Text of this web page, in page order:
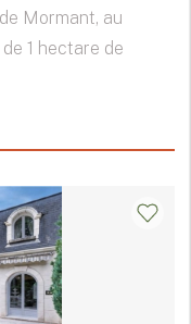
Mormant, au
1 hectare de